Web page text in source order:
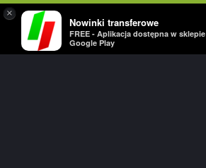
×
Nowinki transferowe
FREE - Aplikacja dostępna w sklepie
Google Play